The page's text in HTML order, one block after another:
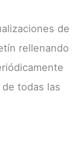
de
rellenando
todas las